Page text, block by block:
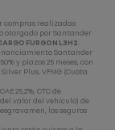
compras realizadas
otorgado por Santander
FURGON L3H2.
financiamiento Santander
y plazos 25 meses, con
Plus, VFMG (Cuota
25,2%, CTC de
del valor del vehículo) de
los seguros